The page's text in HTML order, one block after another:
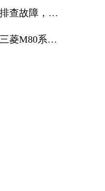
查故障，标
使用寿命
菱M80系统